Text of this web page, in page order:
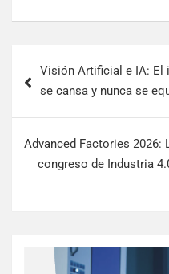
Visión Artificial e IA: El
se cansa y nunca se
Advanced Factories 2026:
congreso de Industria